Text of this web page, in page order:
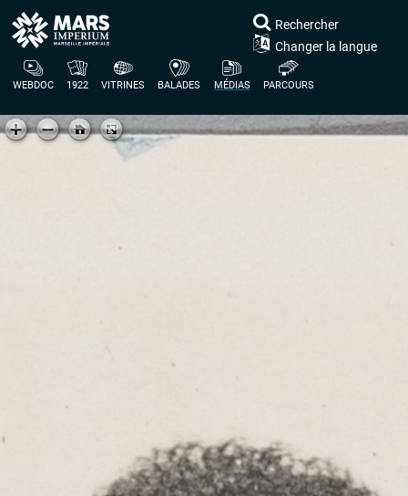
WEBDOC 1922 VITRINES BALADES MÉDIAS PARCOURS
Rechercher
Changer la langue